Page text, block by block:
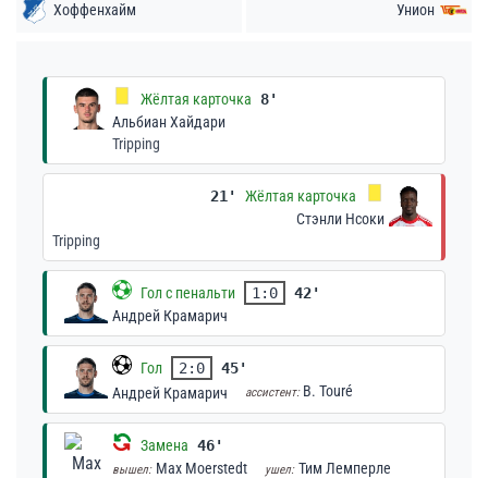
Хоффенхайм Унион
Жёлтая карточка
8'
Альбиан Хайдари
Tripping
21'
Жёлтая карточка
Стэнли Нсоки
Tripping
Гол с пенальти 1:0
42'
Андрей Крамарич
Гол 2:0
45'
Андрей Крамарич
ассистент: B. Touré
Замена 46'
вышел: Max Moerstedt ушел: Тим Лемперле